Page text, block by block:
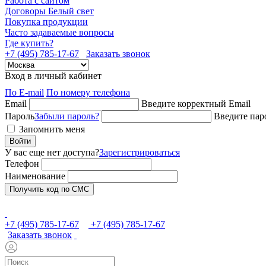
Договоры Белый свет
Покупка продукции
Часто задаваемые вопросы
Где купить?
+7 (495) 785-17-67
Заказать звонок
Вход в личный кабинет
По E-mail По номеру телефона
Email
Введите корректный Email
ПарольЗабыли пароль?
Введите
Запомнить меня
Войти
У вас еще нет доступа?Зарегистрироваться
Телефон
Наименование
Получить код по СМС
+7 (495) 785-17-67
+7 (495) 785-17-67
Заказать звонок